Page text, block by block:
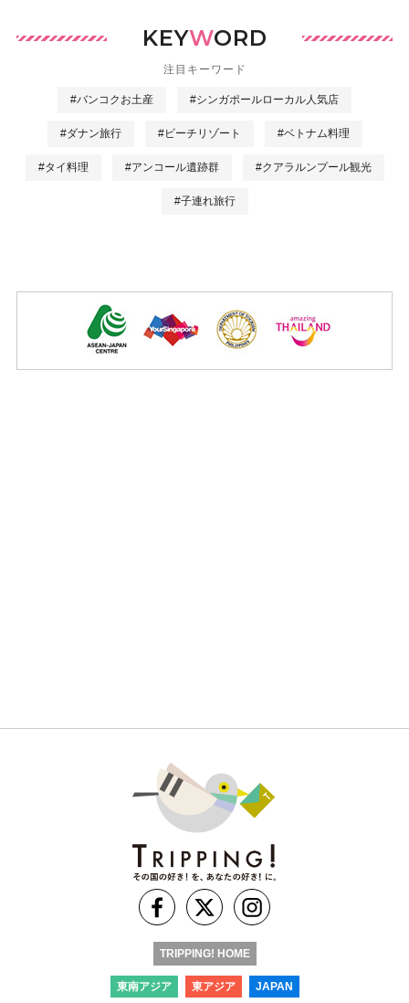
KEYWORD
注目キーワード
#バンコクお土産 #シンガポールローカル人気店
#ダナン旅行 #ビーチリゾート #ベトナム料理
#タイ料理 #アンコール遺跡群 #クアラルンプール観光
#子連れ旅行
TRIPPING! HOME
東南アジア 東アジア JAPAN